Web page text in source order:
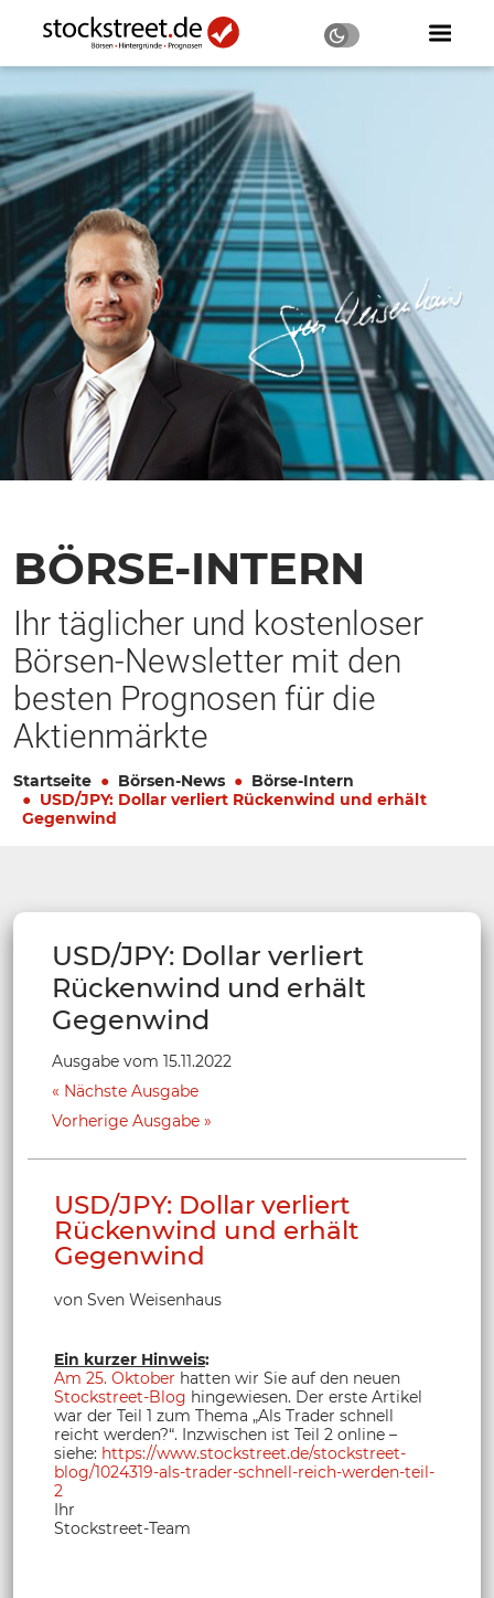
BÖRSE-INTERN
Ihr täglicher und kostenloser
Börsen-Newsletter mit den
besten Prognosen für die
Aktienmärkte
Startseite Börsen-News
Börse-Intern
USD/JPY: Dollar verliert Rückenwind und erhält
Gegenwind
USD/JPY: Dollar verliert
Rückenwind und erhält
Gegenwind
Ausgabe vom 15.11.2022
Nächste Ausgabe
Vorherige Ausgabe
USD/JPY: Dollar verliert
Rückenwind und erhält
Gegenwind
von Sven Weisenhaus
Ein kurzer Hinweis:
Am 25. Oktober hatten wir Sie auf den neuen
Stockstreet-Blog hingewiesen. Der erste Artikel
war der Teil 1 zum Thema „Als Trader schnell
reicht werden?“. Inzwischen ist Teil 2 online –
siehe: https://www.stockstreet.de/stockstreet-
blog/1024319-als-trader-schnell-reich-werden-teil-
2
Ihr
Stockstreet-Team